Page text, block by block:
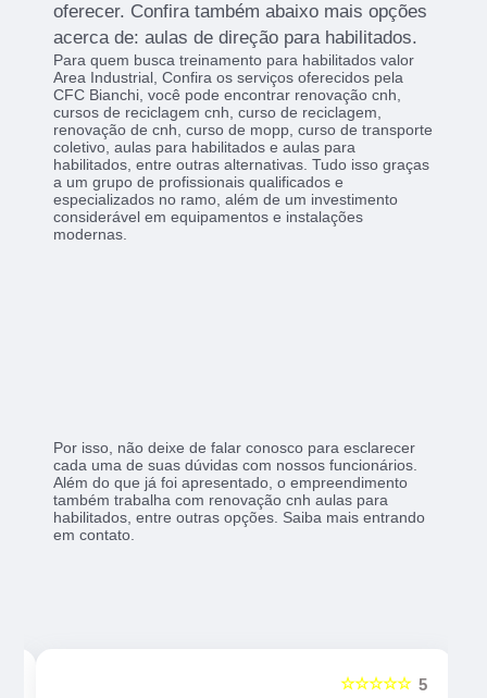
oferecer. Confira também abaixo mais opções
acerca de: aulas de direção para habilitados.
Para quem busca treinamento para habilitados valor
Area Industrial, Confira os serviços oferecidos pela
CFC Bianchi, você pode encontrar renovação cnh,
cursos de reciclagem cnh, curso de reciclagem,
renovação de cnh, curso de mopp, curso de transporte
coletivo, aulas para habilitados e aulas para
habilitados, entre outras alternativas. Tudo isso graças
a um grupo de profissionais qualificados e
especializados no ramo, além de um investimento
considerável em equipamentos e instalações
modernas.
Por isso, não deixe de falar conosco para esclarecer
cada uma de suas dúvidas com nossos funcionários.
Além do que já foi apresentado, o empreendimento
também trabalha com renovação cnh aulas para
habilitados, entre outras opções. Saiba mais entrando
em contato.
☆☆☆☆☆